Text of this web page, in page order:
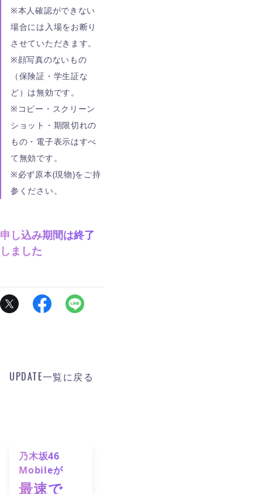
※本人確認ができない
場合には入場をお断り
させていただきます。
※顔写真のないもの
（保険証・学生証な
ど）は無効です。
※コピー・スクリーン
ショット・期限切れの
もの・電子表示はすべ
て無効です。
※必ず原本(現物)をご持
参ください。
申し込み期間は終了
しました
UPDATE一覧に戻る
乃木坂46
Mobileが
最速で